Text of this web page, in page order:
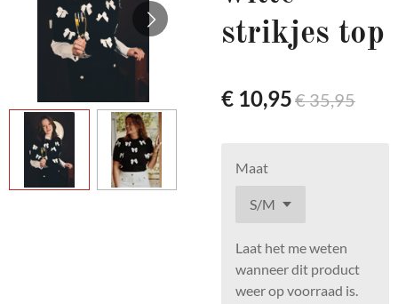
strikjes top
€ 10,95€ 35,95
Maat
Laat het me weten
wanneer dit product
weer op voorraad is.